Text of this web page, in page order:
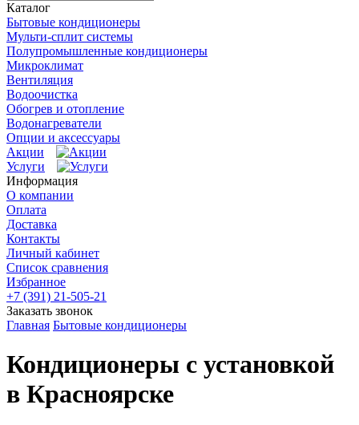
Каталог
Бытовые кондиционеры
Мульти-сплит системы
Полупромышленные кондиционеры
Микроклимат
Вентиляция
Водоочистка
Обогрев и отопление
Водонагреватели
Опции и аксессуары
Акции
Услуги
Информация
О компании
Оплата
Доставка
Контакты
Личный кабинет
Список сравнения
Избранное
+7 (391) 21-505-21
Заказать звонок
Главная Бытовые кондиционеры
Кондиционеры с установкой
в Красноярске